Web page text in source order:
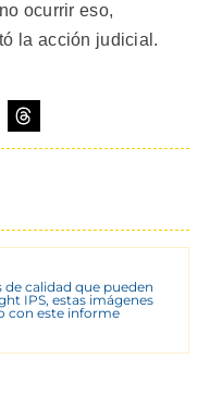
ocurrir eso,
la acción judicial.
calidad que pueden
IPS, estas imágenes
con este informe